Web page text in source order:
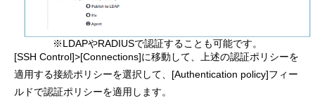
※LDAPやRADIUSで認証することも可能です。
[SSH Control]>[Connections]に移動して、上述の認証ポリシーを
適用する接続ポリシーを選択して、[Authentication policy]フィー
ルドで認証ポリシーを適用します。